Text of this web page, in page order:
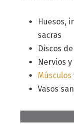
Huesos,
sacras
Discos
Nervios
Músculos
Vasos